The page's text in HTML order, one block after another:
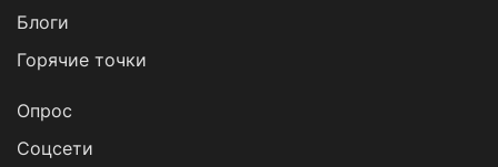
Блоги
Горячие точки
Опрос
Cоцсети